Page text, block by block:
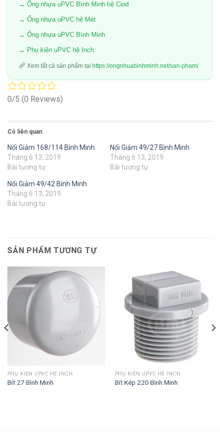
→ Ống nhựa uPVC Bình Minh hệ Ciod
→ Ống nhựa uPVC hệ Mét
→ Ống nhựa uPVC Bình Minh
→ Phụ kiện uPVC hệ Inch
Xem tất cả sản phẩm tại https://ongnhuabinhminh.net/san-pham/
0/5 (0 Reviews)
Có liên quan
Nối Giảm 168/114 Bình Minh
Tháng 6 13, 2019
Bài tương tự
Nối Giảm 49/27 Bình Minh
Tháng 6 13, 2019
Bài tương tự
Nối Giảm 49/42 Bình Minh
Tháng 6 13, 2019
Bài tương tự
SẢN PHẨM TƯƠNG TỰ
PHỤ KIỆN UPVC HỆ INCH
Bít 27 Bình Minh
PHỤ KIỆN UPVC HỆ INCH
Bít Kép 220 Bình Minh